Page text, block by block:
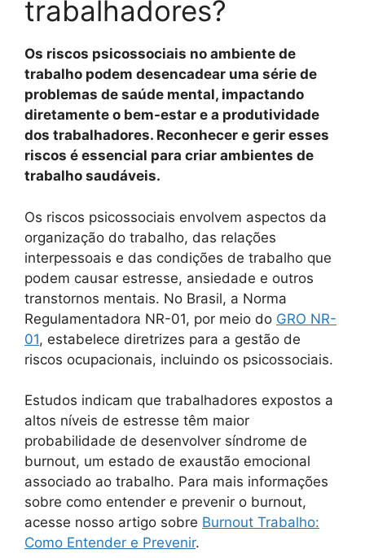
trabalhadores?
Os riscos psicossociais no ambiente de
trabalho podem desencadear uma série de
problemas de saúde mental, impactando
diretamente o bem-estar e a produtividade
dos trabalhadores. Reconhecer e gerir esses
riscos é essencial para criar ambientes de
trabalho saudáveis.
Os riscos psicossociais envolvem aspectos da
organização do trabalho, das relações
interpessoais e das condições de trabalho que
podem causar estresse, ansiedade e outros
transtornos mentais. No Brasil, a Norma
Regulamentadora NR-01, por meio do GRO NR-
01, estabelece diretrizes para a gestão de
riscos ocupacionais, incluindo os psicossociais.
Estudos indicam que trabalhadores expostos a
altos níveis de estresse têm maior
probabilidade de desenvolver síndrome de
burnout, um estado de exaustão emocional
associado ao trabalho. Para mais informações
sobre como entender e prevenir o burnout,
acesse nosso artigo sobre Burnout Trabalho:
Como Entender e Prevenir.